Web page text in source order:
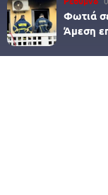
Φωτιά
Άμεση